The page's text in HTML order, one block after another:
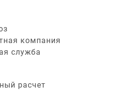
компания
служба
расчет